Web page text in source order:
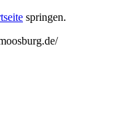
springen.